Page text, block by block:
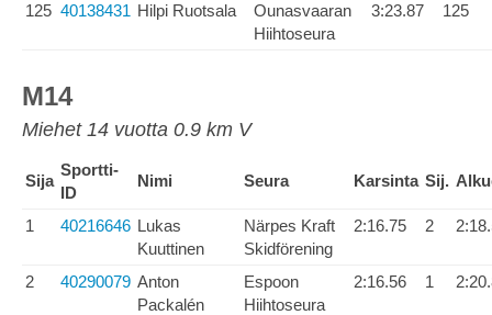
125 40138431 Hilpi Ruotsala
Ounasvaaran
Hiihtoseura
3:23.87 125
M14
Miehet 14 vuotta 0.9 km V
Sija
Sportti-
ID
Nimi Seura Karsinta Sij.
1 40216646 Lukas
Kuuttinen
Närpes Kraft
Skidförening
2:16.75 2
2 40290079 Anton
Packalén
Espoon
Hiihtoseura
2:16.56 1